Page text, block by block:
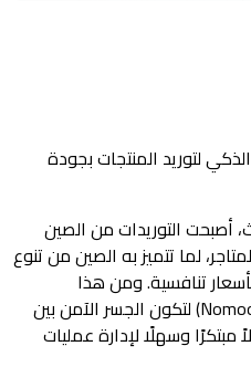
لتوريد المنتجات بجودة
أصبحت التوريدات من الصين
لما تتميز به الصين من تنوع
تنافسية. ومن هذا
المنطلق، جاءت منصة نوموو (Nomoow) لتكون الجسر الآمن بين
مبتكرًا وسهلًا لإدارة عمليات